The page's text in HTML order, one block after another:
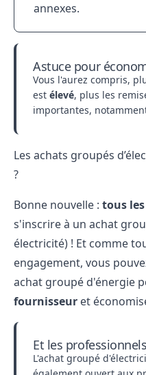
annexes.
Astuce pour
Vous l'aurez compris,
est élevé, plus les
importantes,
Les achats groupés
?
Bonne nouvelle : tous
s'inscrire à un achat
électricité) ! Et comme
engagement, vous
achat groupé d'énergie
fournisseur et
Et les
L'achat groupé